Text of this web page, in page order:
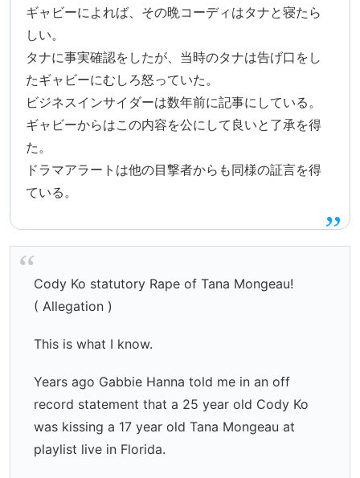
ギャビーによれば、その晩コーディはタナと寝たら
しい。
タナに事実確認をしたが、当時のタナは告げ口をし
たギャビーにむしろ怒っていた。
ビジネスインサイダーは数年前に記事にしている。
ギャビーからはこの内容を公にして良いと了承を得
た。
ドラマアラートは他の目撃者からも同様の証言を得
ている。
Cody Ko statutory Rape of Tana Mongeau!
( Allegation )
This is what I know.
Years ago Gabbie Hanna told me in an off
record statement that a 25 year old Cody Ko
was kissing a 17 year old Tana Mongeau at
playlist live in Florida.